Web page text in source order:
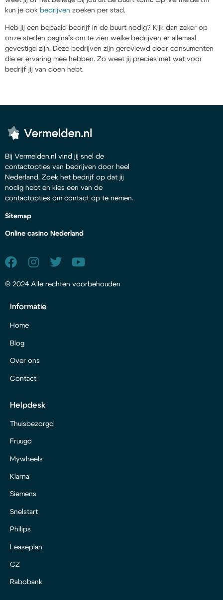
kun je ook bedrijven zoeken per stad.
Heb jij een bepaald bedrijf in de buurt nodig? Kijk dan zeker op
onze steden pagina’s om te zien welke bedrijven er allemaal
gevestigd zijn. Deze bedrijven zijn gereviewd door consumenten
die er ervaring mee hebben. Zo weet jij precies met wat voor
bedrijf jij van doen hebt.
Bij Vermelden.nl vind jij snel de
contactopties van bedrijven door heel
Nederland. Zoek het bedrijf op dat jij
nodig hebt en kies een van de
contactopties om contact op te nemen.
Sitemap
Online casino Nederland
© 2024 Alle rechten voorbehouden
Informatie
Home
Blog
Over ons
Contact
Helpdesk
Thuisbezorgd
Fruugo
Mywheels
Klarna
Siemens
Snelstart
Philips
Leaseplan
CZ
Rabobank